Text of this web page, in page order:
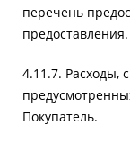
перечень
предоставления.
4.11.7. Расходы,
Покупатель.